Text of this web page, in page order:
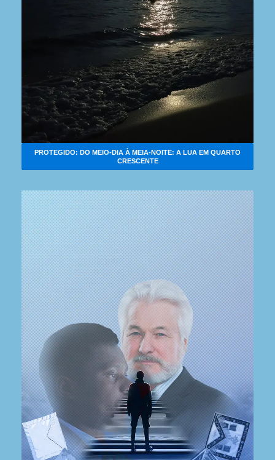
PROTEGIDO: DO MEIO-DIA À MEIA-NOITE: A LUA EM QUARTO
CRESCENTE